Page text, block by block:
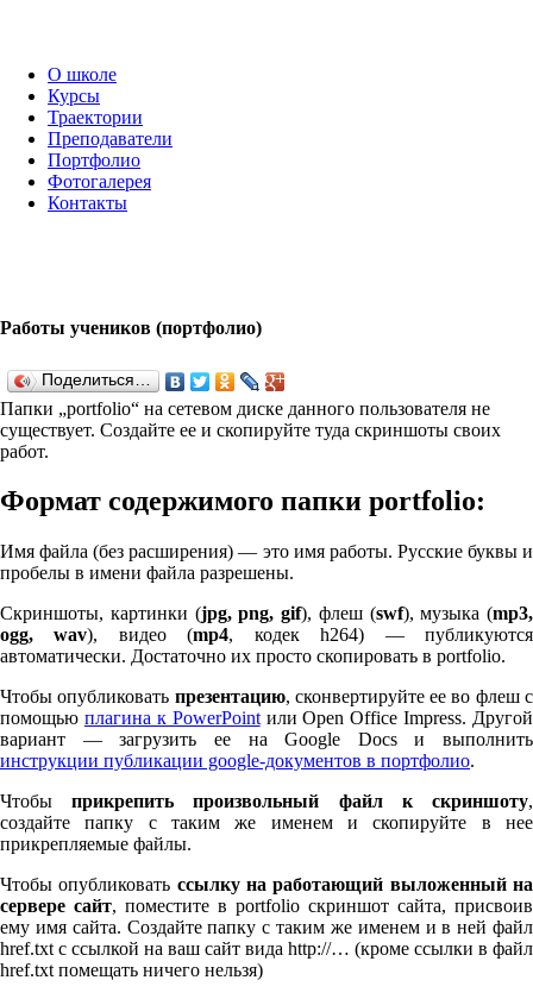
О школе
Курсы
Траектории
Преподаватели
Портфолио
Фотогалерея
Контакты
Работы учеников (портфолио)
Поделиться…
Папки „port­fo­lio“ на сетевом диске данного пользователя не
существует. Создайте ее и скопируйте туда скриншоты своих
работ.
Формат содержимого папки port­fo­lio:
Имя файла (без расширения) — это имя работы. Русские буквы и
пробелы в имени файла разрешены.
Скриншоты, картинки (jpg, png, gif), флеш (swf), музыка (mp3,
ogg, wav), видео (mp4, кодек h264) — публикуются
автоматически. Достаточно их просто скопировать в port­fo­lio.
Чтобы опубликовать презентацию, сконвертируйте ее во флеш с
помощью плагина к Pow­er­Pointили Open Office Impress. Другой
вариант — загрузить ее на Google Docs и выполнить
инструкции публикации google-документов в портфолио.
Чтобыприкрепить произвольный файл к скриншоту,
создайте папку с таким же именем и скопируйте в нее
прикрепляемые файлы.
Чтобы опубликовать ссылку на работающий выложенный на
сервере сайт, поместите в port­fo­lio скриншот сайта, присвоив
ему имя сайта. Создайте папку с таким же именем и в ней файл
href.txt с ссылкой на ваш сайт вида http://… (кроме ссылки в файл
href.txt помещать ничего нельзя)